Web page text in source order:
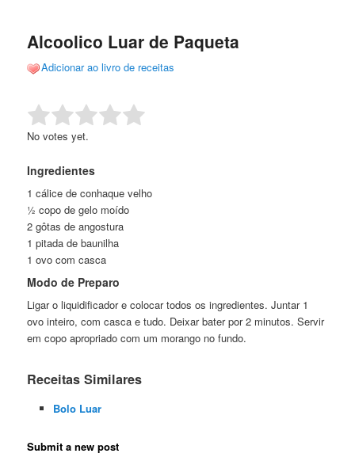
conteúdo
conteúdo
Alcoolico Luar de Paqueta
Adicionar ao livro de receitas
Rate this item: Submit Rating
No votes yet.
Ingredientes
1 cálice de conhaque velho
½ copo de gelo moído
2 gôtas de angostura
1 pitada de baunilha
1 ovo com casca
Modo de Preparo
Ligar o liquidificador e colocar todos os ingredientes. Juntar 1
ovo inteiro, com casca e tudo. Deixar bater por 2 minutos. Servir
em copo apropriado com um morango no fundo.
Receitas Similares
Bolo Luar
Submit a new post